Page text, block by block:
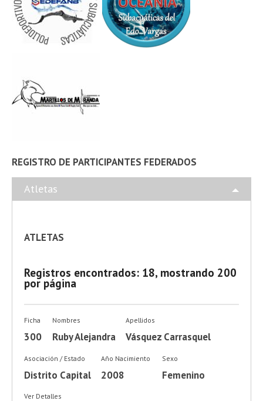
REGISTRO DE PARTICIPANTES FEDERADOS
Atletas
ATLETAS
Registros encontrados: 18, mostrando 200
por página
Ficha
300
Nombres
Ruby Alejandra
Apellidos
Vásquez Carrasquel
Asociación / Estado
Distrito Capital
Año Nacimiento
2008
Sexo
Femenino
Ver Detalles